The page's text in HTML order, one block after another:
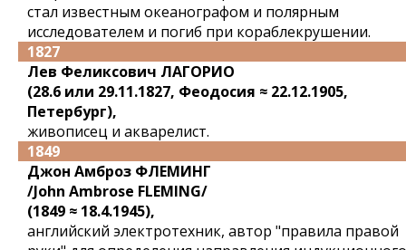
стал известным океанографом и полярным
исследователем и погиб при кораблекрушении.
1827
Лев Феликсович ЛАГОРИО
(28.6 или 29.11.1827, Феодосия ≈ 22.12.1905,
Петербург),
живописец и акварелист.
1849
Джон Амброз ФЛЕМИНГ
/John Ambrose FLEMING/
(1849 ≈ 18.4.1945),
английский электротехник, автор "правила правой